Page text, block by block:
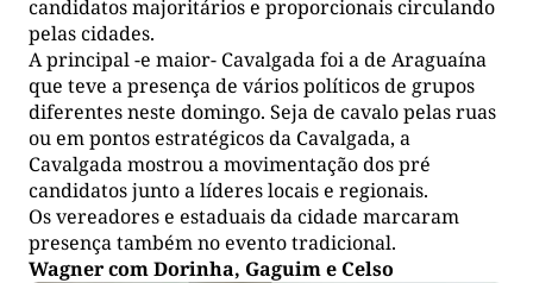
candidatos majoritários e proporcionais circulando
pelas cidades.
A principal -e maior- Cavalgada foi a de Araguaína
que teve a presença de vários políticos de grupos
diferentes neste domingo. Seja de cavalo pelas ruas
ou em pontos estratégicos da Cavalgada, a
Cavalgada mostrou a movimentação dos pré
candidatos junto a líderes locais e regionais.
Os vereadores e estaduais da cidade marcaram
presença também no evento tradicional.
Wagner com Dorinha, Gaguim e Celso